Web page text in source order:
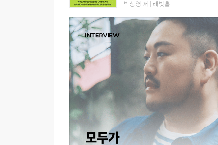
박상영 저 래빗홀